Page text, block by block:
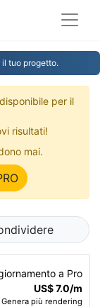
tuo progetto.
per il
risultati!
mai.
a Pro
US$ 7.0/m
Genera più rendering